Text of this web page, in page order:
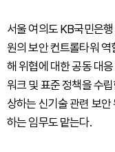
서울 여의도 KB국민은
원의 보안 컨트롤타워
해 위협에 대한 공동 대
워크 및 표준 정책을 수
상하는 신기술 관련 보
하는 임무도 맡는다.